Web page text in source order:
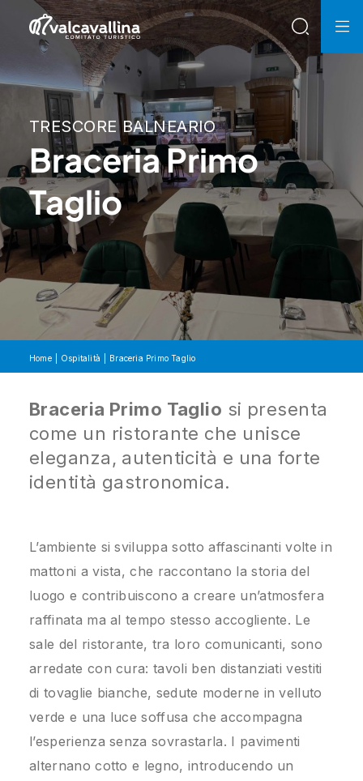
TRESCORE BALNEARIO
Braceria Primo
Taglio
Home Ospitalità Braceria Primo Taglio
Braceria Primo Taglio si presenta
come un ristorante che unisce
eleganza, autenticità e una forte
identità gastronomica.
L’ambiente si sviluppa sotto affascinanti volte in
mattoni a vista, che raccontano la storia del
luogo e contribuiscono a creare un’atmosfera
raffinata ma al tempo stesso accogliente. Le
sale del ristorante, tra loro comunicanti, sono
arredate con cura: tavoli ben distanziati vestiti
di tovaglie bianche, sedute moderne in velluto
verde e una luce soffusa che accompagna
l’esperienza senza sovrastarla. I pavimenti
alternano cotto e legno, introducendo un